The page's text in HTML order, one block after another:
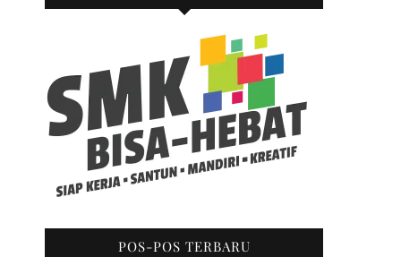
POS-POS TERBARU